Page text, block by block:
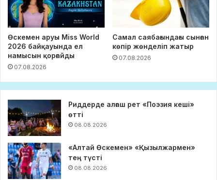
Өскемен аруы Miss World
2026 байқауында ел
намысын қорғайды
07.08.2026
Самал саябағындағы сынған
көпір жөнделіп жатыр
07.08.2026
Риддерде алғаш рет «Поэзия кеші»
өтті
08.08.2026
«Алтай Өскемен» «Қызылжармен»
тең түсті
08.08.2026